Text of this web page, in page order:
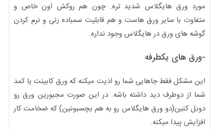
مورد ورق هایگلاس شدید تره. چون هم روکش اون خاص و
متفاوت با سایر ورق هاست و هم قابلیت سمباده زنی و نرم کردن
گوشه های ورق در هایگلاس وجود نداره.
-ورق های یکطرفه
این مشکل فقط جاهایی شما رو اذیت میکنه که ورق کابینت یا کمد
شما از دوطرف دید داشته باشه. در این صورت مجبورین ورق رو
دوبل کنین(دو ورق هایگلاس رو به هم بچسبونین) که ضخامت کار
افزایش پیدا میکنه.